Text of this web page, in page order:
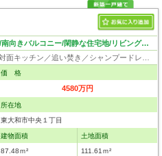
カースペース2台(車種による)/食器棚付き/南向きバルコニー/閑静な住宅地/リビングイン階段
価 格
4580万円
所在地
東大和市中央１丁目
建物面積
87.48ｍ²
土地面積
111.61ｍ²